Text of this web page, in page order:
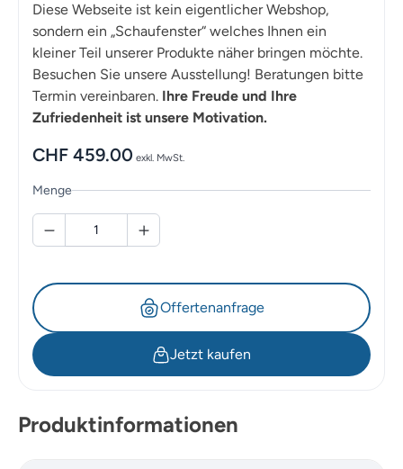
Diese Webseite ist kein eigentlicher Webshop,
sondern ein „Schaufenster“ welches Ihnen ein
kleiner Teil unserer Produkte näher bringen möchte.
Besuchen Sie unsere Ausstellung! Beratungen bitte
Termin vereinbaren. Ihre Freude und Ihre
Zufriedenheit ist unsere Motivation.
CHF 459.00 exkl. MwSt.
Menge
Offertenanfrage
Jetzt kaufen
Produktinformationen